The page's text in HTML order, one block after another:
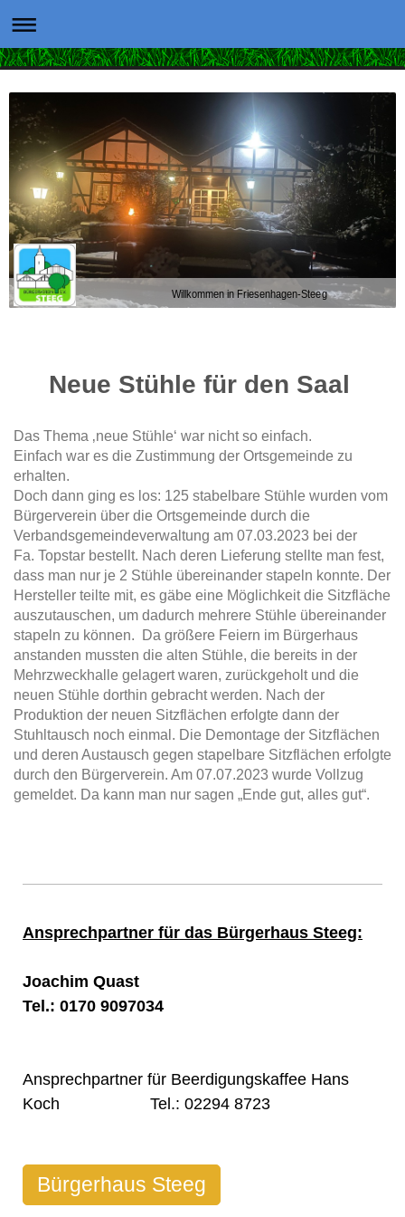
Willkommen in Friesenhagen-Steeg
Neue Stühle für den Saal
Das Thema ‚neue Stühle‘ war nicht so einfach.
Einfach war es die Zustimmung der Ortsgemeinde zu
erhalten.
Doch dann ging es los: 125 stabelbare Stühle wurden vom
Bürgerverein über die Ortsgemeinde durch die
Verbandsgemeindeverwaltung am 07.03.2023 bei der
Fa. Topstar bestellt. Nach deren Lieferung stellte man fest,
dass man nur je 2 Stühle übereinander stapeln konnte. Der
Hersteller teilte mit, es gäbe eine Möglichkeit die Sitzfläche
auszutauschen, um dadurch mehrere Stühle übereinander
stapeln zu können. Da größere Feiern im Bürgerhaus
anstanden mussten die alten Stühle, die bereits in der
Mehrzweckhalle gelagert waren, zurückgeholt und die
neuen Stühle dorthin gebracht werden. Nach der
Produktion der neuen Sitzflächen erfolgte dann der
Stuhltausch noch einmal. Die Demontage der Sitzflächen
und deren Austausch gegen stapelbare Sitzflächen erfolgte
durch den Bürgerverein. Am 07.07.2023 wurde Vollzug
gemeldet. Da kann man nur sagen „Ende gut, alles gut“.
Ansprechpartner für das Bürgerhaus Steeg:
Joachim Quast
Tel.: 0170 9097034
Ansprechpartner für Beerdigungskaffee Hans
Koch Tel.: 02294 8723
Bürgerhaus Steeg